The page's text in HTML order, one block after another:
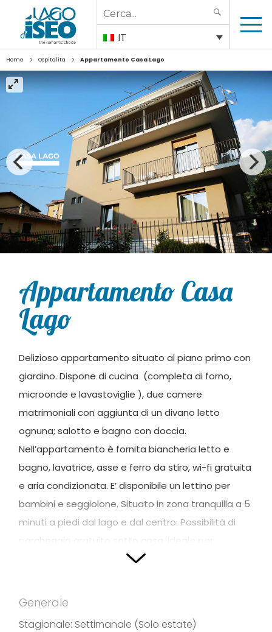
Search
for:
IT
Home > Ospitalita > Appartamento Casa Lago
Appartamento Casa
Lago
Delizioso appartamento situato al piano primo con
giardino. Dispone di cucina (completa di forno,
microonde e lavastoviglie ), due camere
matrimoniali con aggiunta di un divano letto
ognuna; salotto e bagno con doccia.
Nell’appartamento è fornita biancheria letto e
bagno, lavatrice, asse e ferro da stiro, wi-fi gratuita
e aria condizionata. E’ disponibile un lettino per
bambini e seggiolone. Situato in zona tranquilla a 5
minuti a piedi dal lago e dal centro. Possibilità di
Lago
Generale
Stagionale: Settimanale (Solo estate)